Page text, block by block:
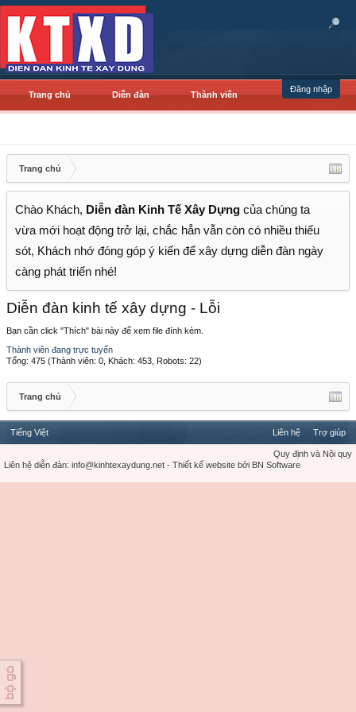
Đăng nhập
Trang chủ Diễn đàn Thành viên
Trang chủ
Chào Khách, Diễn đàn Kinh Tế Xây Dựng của chúng ta
vừa mới hoạt động trở lại, chắc hẳn vẫn còn có nhiều thiếu
sót, Khách nhớ đóng góp ý kiến để xây dựng diễn đàn ngày
càng phát triển nhé!
Diễn đàn kinh tế xây dựng - Lỗi
Bạn cần click "Thích" bài này để xem file đính kèm.
Thành viên đang trực tuyến
Tổng: 475 (Thành viên: 0, Khách: 453, Robots: 22)
Trang chủ
Tiếng Việt Liên hệ Trợ giúp
Quy định và Nội quy
Liên hệ diễn đàn: info@kinhtexaydung.net - Thiết kế website bởi BN Software